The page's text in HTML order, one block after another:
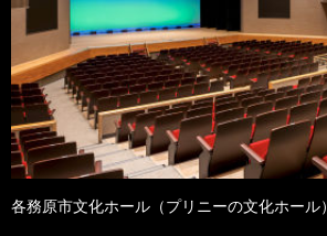
各務原市文化ホール（プリニーの文化ホール）